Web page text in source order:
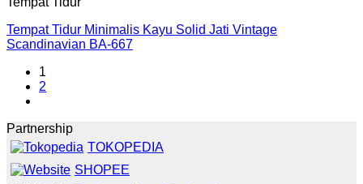
Tempat Tidur Minimalis Kayu Solid Jati Vintage
Scandinavian BA-667
1
2
Partnership
TOKOPEDIA
SHOPEE